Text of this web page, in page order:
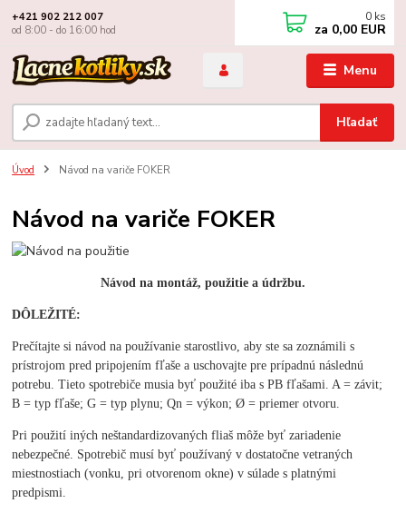
Menu
Hľadať
+421 902 212 007
od 8:00 - do 16:00 hod
0 ks
za 0,00 EUR
Úvod Návod na variče FOKER
Návod na variče FOKER
Návod na montáž, použitie a údržbu.
DÔLEŽITÉ:
Prečítajte si návod na používanie starostlivo, aby ste sa zoznámili s
prístrojom pred pripojením fľaše a uschovajte pre prípadnú následnú
potrebu. Tieto spotrebiče musia byť použité iba s PB fľašami. A = závit;
B = typ fľaše; G = typ plynu; Qn = výkon; Ø = priemer otvoru.
Pri použití iných neštandardizovaných fliaš môže byť zariadenie
nebezpečné. Spotrebič musí byť používaný v dostatočne vetraných
miestnostiach (vonku, pri otvorenom okne) v súlade s platnými
predpismi.